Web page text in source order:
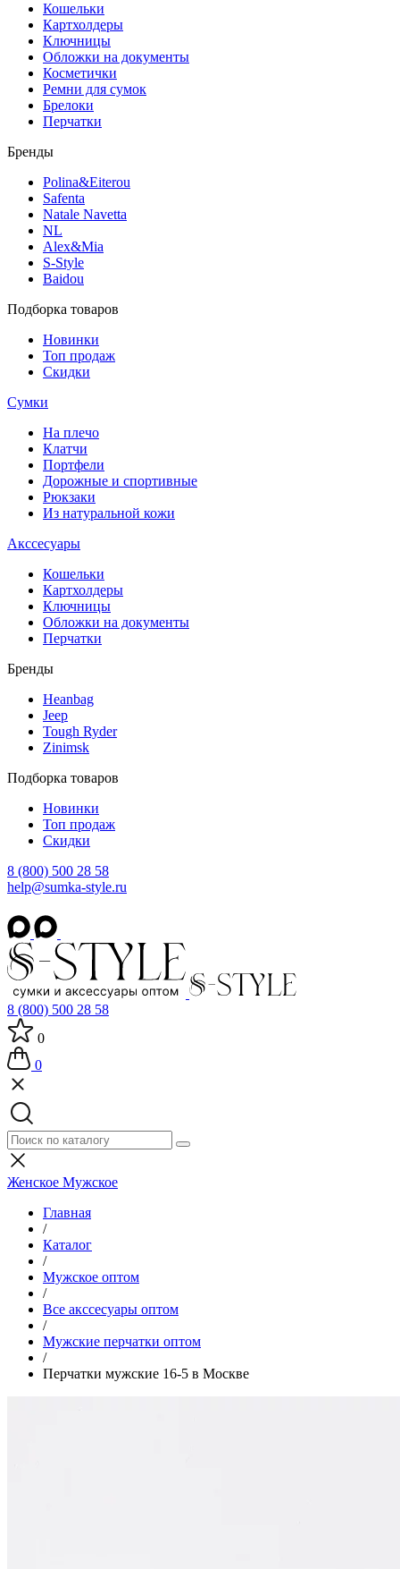
Кошельки
Картхолдеры
Ключницы
Обложки на документы
Косметички
Ремни для сумок
Брелоки
Перчатки
Бренды
Polina&Eiterou
Safenta
Natale Navetta
NL
Alex&Mia
S-Style
Baidou
Подборка товаров
Новинки
Топ продаж
Скидки
Сумки
На плечо
Клатчи
Портфели
Дорожные и спортивные
Рюкзаки
Из натуральной кожи
Акссесуары
Кошельки
Картхолдеры
Ключницы
Обложки на документы
Перчатки
Бренды
Heanbag
Jeep
Tough Ryder
Zinimsk
Подборка товаров
Новинки
Топ продаж
Скидки
8 (800) 500 28 58
help@sumka-style.ru
8 (800) 500 28 58
0
0
Женское Мужское
Главная
/
Каталог
/
Мужское оптом
/
Все акссесуары оптом
/
Мужские перчатки оптом
/
Перчатки мужские 16-5 в Москве